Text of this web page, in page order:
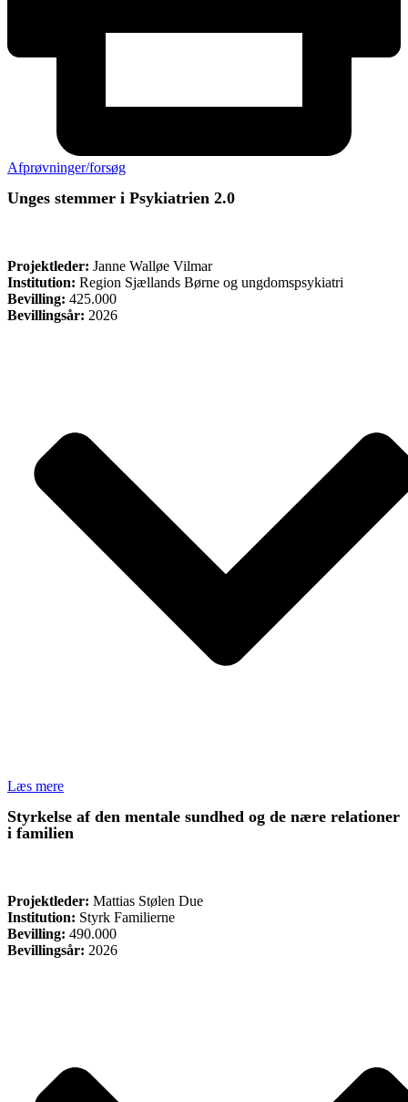
Afprøvninger/forsøg
Unges stemmer i Psykiatrien 2.0
Projektleder: Janne Walløe Vilmar
Institution: Region Sjællands Børne og ungdomspsykiatri
Bevilling: 425.000
Bevillingsår: 2026
Læs mere
Styrkelse af den mentale sundhed og de nære relationer
i familien
Projektleder: Mattias Stølen Due
Institution: Styrk Familierne
Bevilling: 490.000
Bevillingsår: 2026